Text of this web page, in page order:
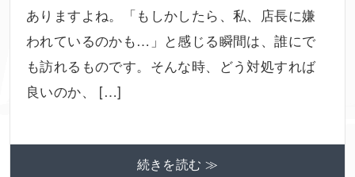
ありますよね。「もしかしたら、私、店長に嫌
われているのかも…」と感じる瞬間は、誰にで
も訪れるものです。そんな時、どう対処すれば
良いのか、 […]
続きを読む ≫